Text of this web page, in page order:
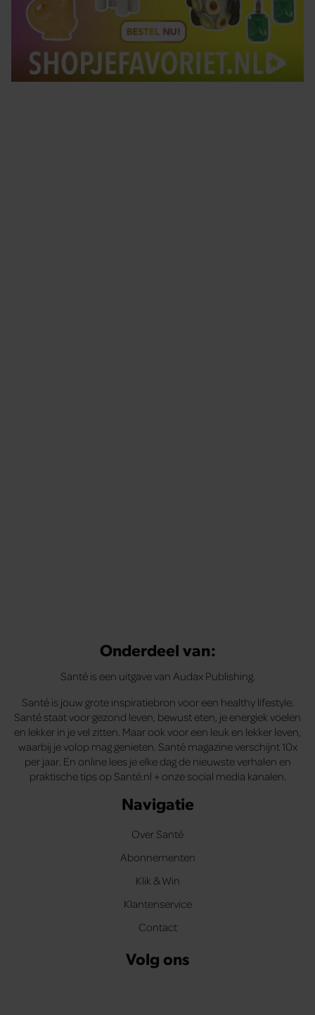
Onderdeel van:
Santé is een uitgave van Audax Publishing.
Santé is jouw grote inspiratiebron voor een healthy lifestyle.
Santé staat voor gezond leven, bewust eten, je energiek voelen
en lekker in je vel zitten. Maar ook voor een leuk en lekker leven,
waarbij je volop mag genieten. Santé magazine verschijnt 10x
per jaar. En online lees je elke dag de nieuwste verhalen en
praktische tips op Santé.nl + onze social media kanalen.
Navigatie
Over Santé
Abonnementen
Klik & Win
Klantenservice
Contact
Volg ons